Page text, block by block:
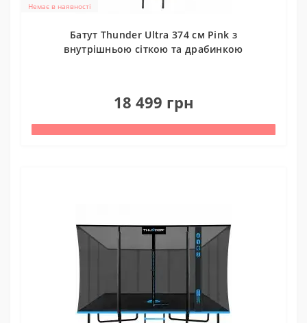
Немає в наявності
Батут Thunder Ultra 374 см Pink з
внутрішньою сіткою та драбинкою
18 499 грн